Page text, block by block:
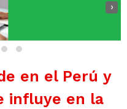
›
en el Perú y
influye en la